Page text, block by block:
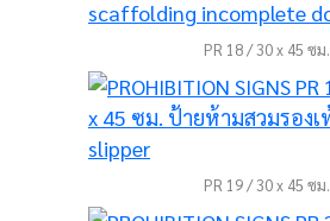
PR 18 / 30 x 45 ซม.
PR 19 / 30 x 45 ซม.